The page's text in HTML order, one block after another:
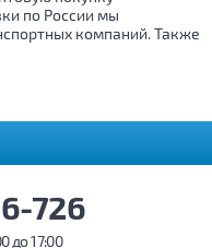
по России мы
компаний. Также
726
до 17:00